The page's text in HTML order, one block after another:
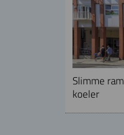
Slimme
koeler